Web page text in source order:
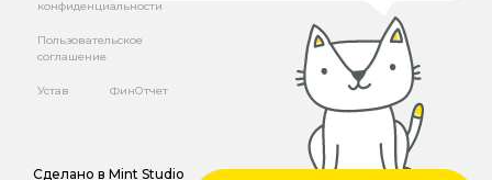
конфиденциальности
Пользовательское
соглашение
Устав ФинОтчет
Сделано в Mint Studio